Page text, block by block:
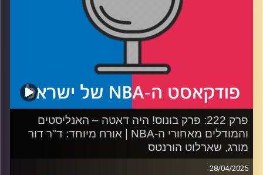
עידן לוצקי
פרק 222: פרק בונוס! היה דאטה – האנליסטים
והמודלים מאחורי ה-NBA | אורח מיוחד: ד"ר דור
מורג, שארלוט הורנטס
28/04/2025